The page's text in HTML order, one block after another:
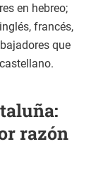
en hebreo;
francés,
que
razón